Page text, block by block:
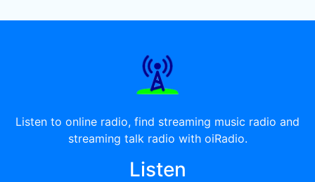
Listen to online radio, find streaming music radio and
streaming talk radio with oiRadio.
Listen